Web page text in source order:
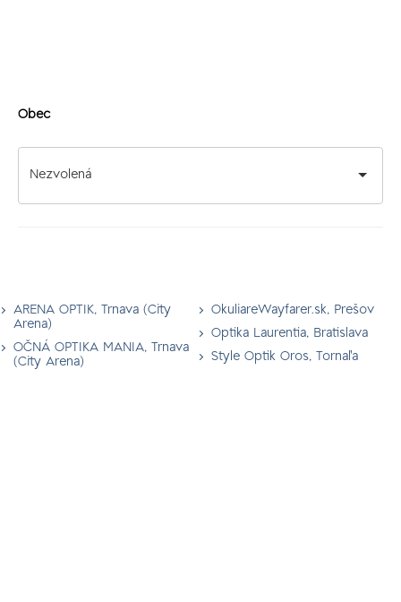
Obec
Nezvolená
ARENA OPTIK, Trnava (City
Arena)
OČNÁ OPTIKA MANIA, Trnava
(City Arena)
OkuliareWayfarer.sk, Prešov
Optika Laurentia, Bratislava
Style Optik Oros, Tornaľa